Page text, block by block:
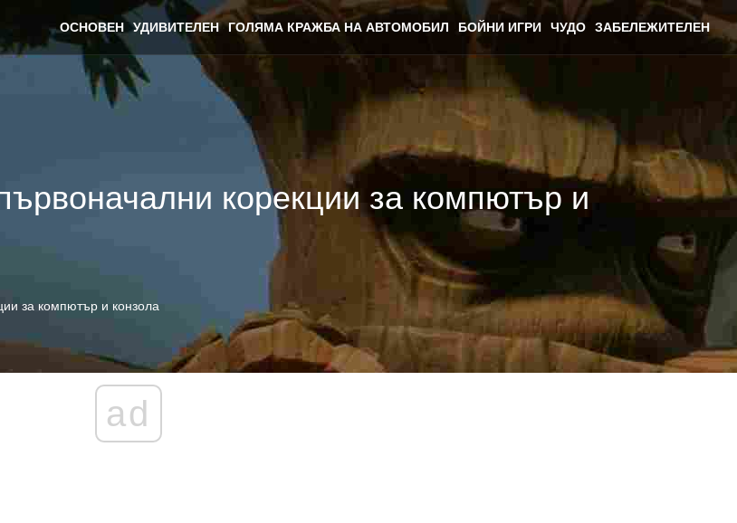
ОСНОВЕН УДИВИТЕЛЕН ГОЛЯМА КРАЖБА НА АВТОМОБИЛ БОЙНИ ИГРИ ЧУДО ЗАБЕЛЕЖИТЕЛЕН
корекции за компютър и
за компютър и конзола
ad